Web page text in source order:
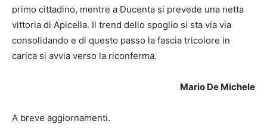
primo cittadino, mentre a Ducenta si prevede una netta
vittoria di Apicella. Il trend dello spoglio si sta via via
consolidando e di questo passo la fascia tricolore in
carica si avvia verso la riconferma.
Mario De Michele
A breve aggiornamenti.